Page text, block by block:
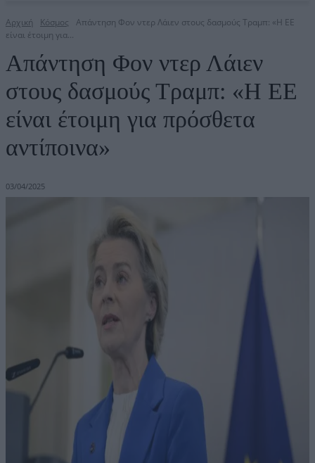
Αρχική Κόσμος
Απάντηση Φον ντερ Λάιεν στους δασμούς Τραμπ: «Η ΕΕ
είναι έτοιμη για...
Απάντηση Φον ντερ Λάιεν
στους δασμούς Τραμπ: «Η ΕΕ
είναι έτοιμη για πρόσθετα
αντίποινα»
03/04/2025